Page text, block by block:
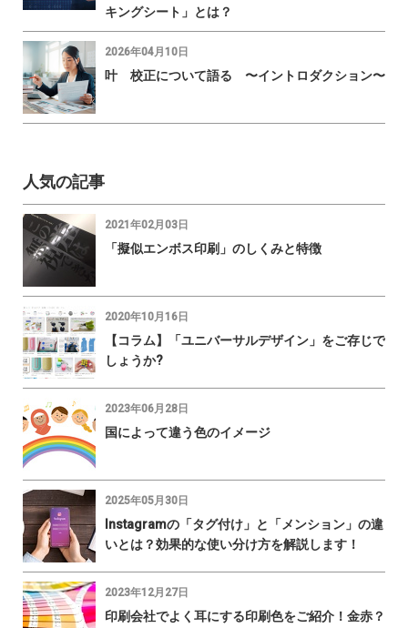
キングシート」とは？
2026年04月10日
叶 校正について語る 〜イントロダクション〜
人気の記事
2021年02月03日
「擬似エンボス印刷」のしくみと特徴
2020年10月16日
【コラム】「ユニバーサルデザイン」をご存じで
しょうか?
2023年06月28日
国によって違う色のイメージ
2025年05月30日
Instagramの「タグ付け」と「メンション」の違
いとは？効果的な使い分け方を解説します！
2023年12月27日
印刷会社でよく耳にする印刷色をご紹介！金赤？